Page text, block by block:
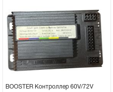
BOOSTER Контроллер 60V/72V